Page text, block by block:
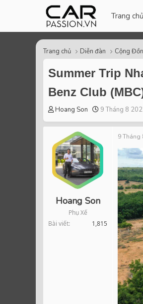
Trang chủ
Trang chủ Diễn đàn Cộng
Summer Trip
Benz Club
T
r
a
d
s
t
r
r
Hoang Son
S
a
t
a
t
9 Tháng 8
Hoang Son
Phụ Xế
Bài viết
1,815
9 Tháng